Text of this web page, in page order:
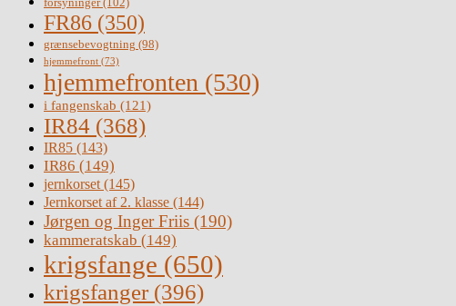
FR86 (350)
grænsebevogtning (98)
hjemmefront (73)
hjemmefronten (530)
i fangenskab (121)
IR84 (368)
IR85 (143)
IR86 (149)
jernkorset(145)
Jernkorset af 2. klasse (144)
Jørgen og Inger Friis (190)
kammeratskab (149)
krigsfange (650)
krigsfanger (396)